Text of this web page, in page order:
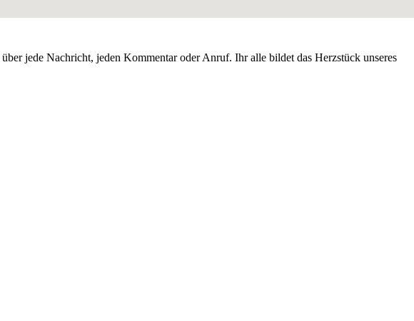
jede Nachricht, jeden Kommentar oder Anruf. Ihr alle bildet das Herzstück unseres